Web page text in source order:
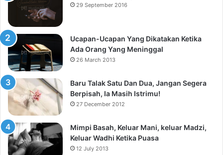
29 September 2016
Ucapan-Ucapan Yang Dikatakan Ketika
Ada Orang Yang Meninggal
26 March 2013
Baru Talak Satu Dan Dua, Jangan Segera
Berpisah, Ia Masih Istrimu!
27 December 2012
Mimpi Basah, Keluar Mani, keluar Madzi,
Keluar Wadhi Ketika Puasa
12 July 2013